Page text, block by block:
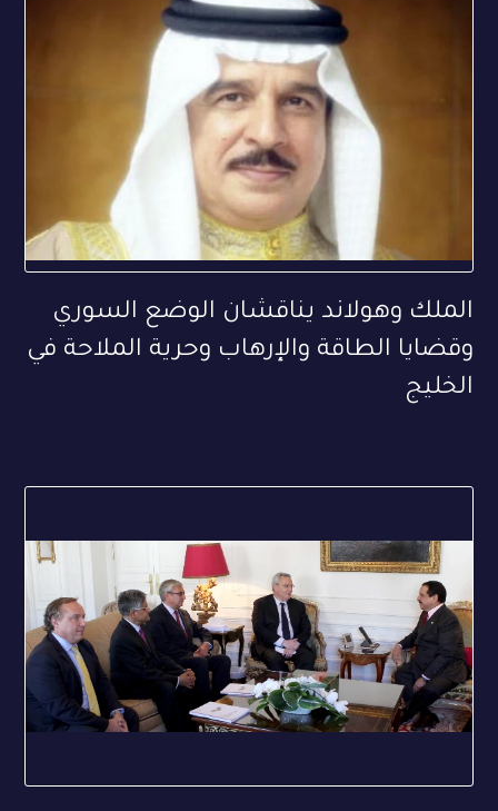
الملك وهولاند يناقشان الوضع السوري
وقضايا الطاقة والإرهاب وحرية الملاحة في
الخليج